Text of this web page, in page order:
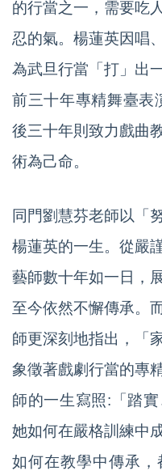
的行當之一，需要吃
忍的氣。楊蓮英因唱
為武旦行當「打」出
前三十年專精舞臺表
後三十年則致力戲曲
術為己命。
同門劉慧芬老師以「
楊蓮英的一生。從嚴
藝師數十年如一日，
至今依然不懈傳承。
師更深刻地指出，「
象徵著戲劇行當的專
師的一生寫照:「踏
她如何在嚴格訓練中
如何在教學中傳承